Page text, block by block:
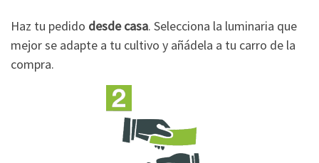
Haz tu pedido desde casa. Selecciona la luminaria que
mejor se adapte a tu cultivo y añádela a tu carro de la
compra.